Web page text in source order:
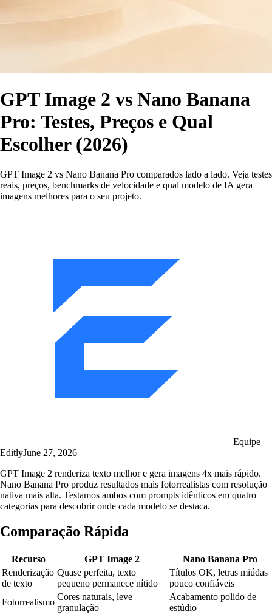
GPT Image 2 vs Nano Banana
Pro: Testes, Preços e Qual
Escolher (2026)
GPT Image 2 vs Nano Banana Pro comparados lado a lado. Veja testes
reais, preços, benchmarks de velocidade e qual modelo de IA gera
imagens melhores para o seu projeto.
Equipe
EditlyJune 27, 2026
GPT Image 2 renderiza texto melhor e gera imagens 4x mais rápido.
Nano Banana Pro produz resultados mais fotorrealistas com resolução
nativa mais alta. Testamos ambos com prompts idênticos em quatro
categorias para descobrir onde cada modelo se destaca.
Comparação Rápida
Recurso GPT Image 2
Nano Banana Pro
Renderização
de texto
Quase perfeita, texto
pequeno permanece nítido
Títulos OK, letras miúdas
pouco confiáveis
Fotorrealismo
Cores naturais, leve
granulação
Acabamento polido de
estúdio